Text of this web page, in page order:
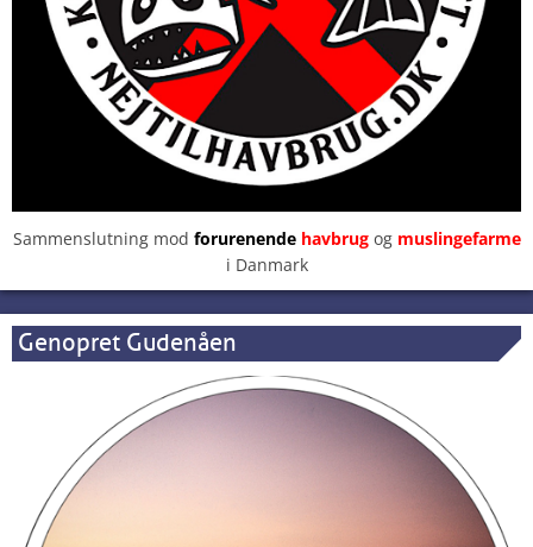
Sammenslutning mod forurenendehavbrugog muslingefarme
i Danmark
Genopret Gudenåen